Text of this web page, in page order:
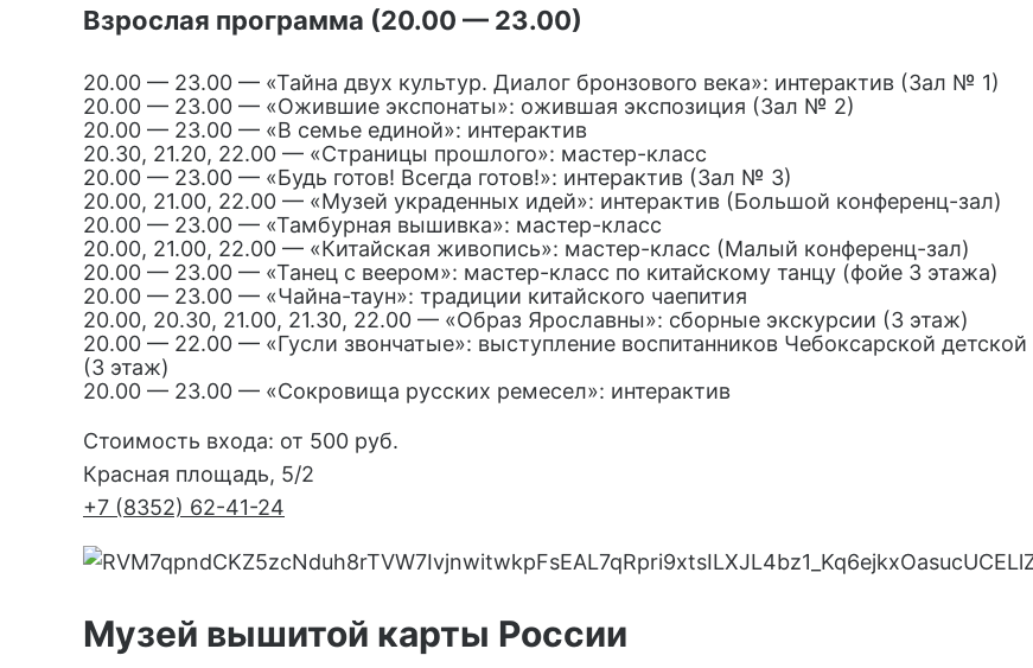
Взрослая программа (20.00 — 23.00)
20.00 — 23.00 — «Тайна двух культур. Диалог бронзового века»: интерактив (Зал № 1)
20.00 — 23.00 — «Ожившие экспонаты»: ожившая экспозиция (Зал № 2)
20.00 — 23.00 — «В семье единой»: интерактив
20.30, 21.20, 22.00 — «Страницы прошлого»: мастер-класс
20.00 — 23.00 — «Будь готов! Всегда готов!»: интерактив (Зал № 3)
20.00, 21.00, 22.00 — «Музей украденных идей»: интерактив (Большой конференц-зал)
20.00 — 23.00 — «Тамбурная вышивка»: мастер-класс
20.00, 21.00, 22.00 — «Китайская живопись»: мастер-класс (Малый конференц-зал)
20.00 — 23.00 — «Танец с веером»: мастер-класс по китайскому танцу (фойе 3 этажа)
20.00 — 23.00 — «Чайна-таун»: традиции китайского чаепития
20.00, 20.30, 21.00, 21.30, 22.00 — «Образ Ярославны»: сборные экскурсии (3 этаж)
20.00 — 22.00 — «Гусли звончатые»: выступление воспитанников Чебоксарской
(3 этаж)
20.00 — 23.00 — «Сокровища русских ремесел»: интерактив
Стоимость входа: от 500 руб.
Красная площадь, 5/2
+7 (8352) 62-41-24
Музей вышитой карты России